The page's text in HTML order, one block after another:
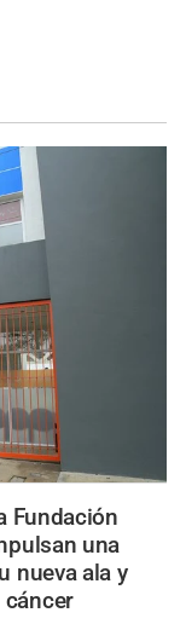
Fundación
una
nueva ala y